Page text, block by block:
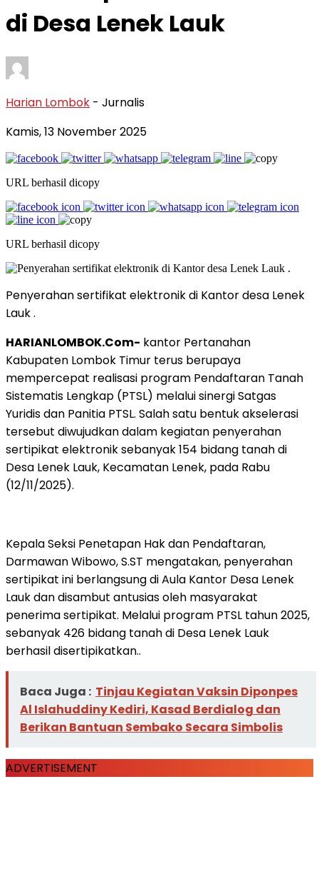
di Desa Lenek Lauk
Harian Lombok - Jurnalis
Kamis, 13 November 2025
URL berhasil dicopy
URL berhasil dicopy
Penyerahan sertifikat elektronik di Kantor desa Lenek
Lauk .
HARIANLOMBOK.Com- kantor Pertanahan
Kabupaten Lombok Timur terus berupaya
mempercepat realisasi program Pendaftaran Tanah
Sistematis Lengkap (PTSL) melalui sinergi Satgas
Yuridis dan Panitia PTSL. Salah satu bentuk akselerasi
tersebut diwujudkan dalam kegiatan penyerahan
sertipikat elektronik sebanyak 154 bidang tanah di
Desa Lenek Lauk, Kecamatan Lenek, pada Rabu
(12/11/2025).
Kepala Seksi Penetapan Hak dan Pendaftaran,
Darmawan Wibowo, S.ST mengatakan, penyerahan
sertipikat ini berlangsung di Aula Kantor Desa Lenek
Lauk dan disambut antusias oleh masyarakat
penerima sertipikat. Melalui program PTSL tahun 2025,
sebanyak 426 bidang tanah di Desa Lenek Lauk
berhasil disertipikatkan..
Baca Juga : Tinjau Kegiatan Vaksin Diponpes
Al Islahuddiny Kediri, Kasad Berdialog dan
Berikan Bantuan Sembako Secara Simbolis
ADVERTISEMENT